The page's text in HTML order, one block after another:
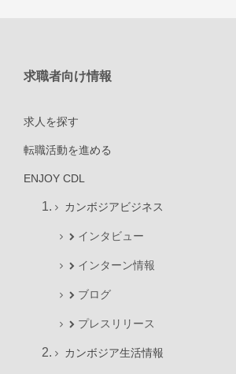
求職者向け情報
求人を探す
転職活動を進める
ENJOY CDL
カンボジアビジネス
インタビュー
インターン情報
ブログ
プレスリリース
カンボジア生活情報